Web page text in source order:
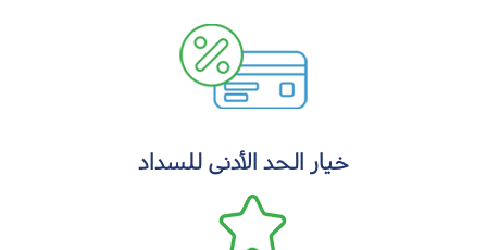
خيار الحد الأدنى للسداد